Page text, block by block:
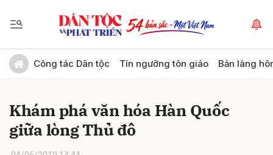
Công tác Dân tộc Tín ngưỡng tôn giáo Bản làng
Khám phá văn hóa Hàn Quốc
giữa lòng Thủ đô
Gửi bình luận